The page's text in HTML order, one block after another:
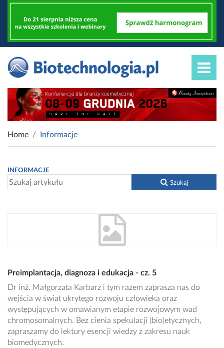
Home Informacje
INFORMACJE
Szukaj
Preimplantacja, diagnoza i edukacja - cz. 5
Dr inż. Małgorzata Karbarz i tym razem zaprasza nas do
wejścia w świat ukrytego rozwoju człowieka oraz
występujących w omawianym etapie rozwojowym wad
chromosomalnych. Bez cienia spekulacji (bio)etycznych,
zapraszamy do lektury esencji wiedzy z zakresu nauk
biomedycznych.